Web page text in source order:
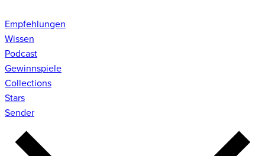
Empfehlungen
Wissen
Podcast
Gewinnspiele
Collections
Stars
Sender